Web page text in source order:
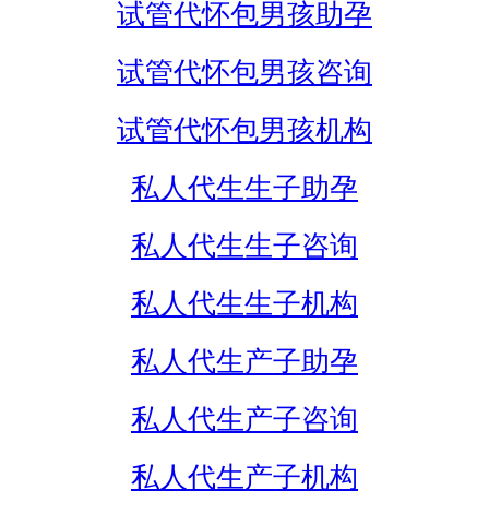
试管代怀包男孩助孕
试管代怀包男孩咨询
试管代怀包男孩机构
私人代生生子助孕
私人代生生子咨询
私人代生生子机构
私人代生产子助孕
私人代生产子咨询
私人代生产子机构